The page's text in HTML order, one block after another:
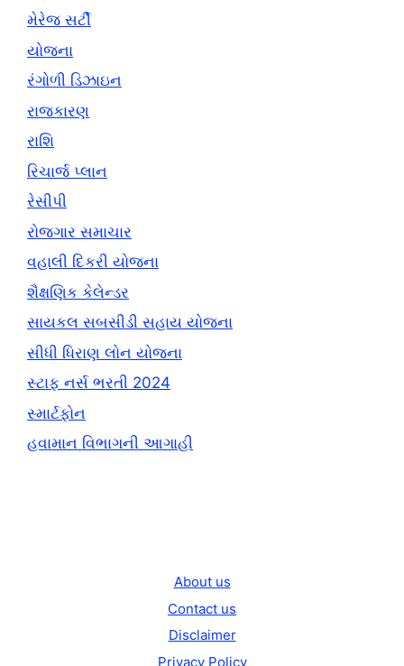
મેરેજ સર્ટી
યોજના
રંગોળી ડિઝાઇન
રાજકારણ
રાશિ
રિચાર્જ પ્લાન
રેસીપી
રોજગાર સમાચાર
વહાલી દિકરી યોજના
શૈક્ષણિક કેલેન્ડર
સાયકલ સબસીડી સહાય યોજના
સીધી ધિરાણ લોન યોજના
સ્ટાફ નર્સ ભરતી 2024
સ્માર્ટફોન
હવામાન વિભાગની આગાહી
About us
Contact us
Disclaimer
Privacy Policy